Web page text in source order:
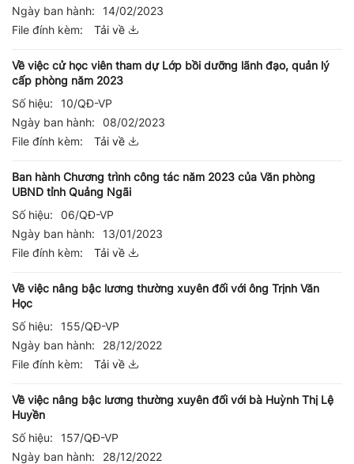
Ngày ban hành:
14/02/2023
File đính kèm:
Tải về
Về việc cử học viên tham dự Lớp bồi dưỡng lãnh đạo, quản lý
cấp phòng năm 2023
Số hiệu:
10/QĐ-VP
Ngày ban hành:
08/02/2023
File đính kèm:
Tải về
Ban hành Chương trình công tác năm 2023 của Văn phòng
UBND tỉnh Quảng Ngãi
Số hiệu:
06/QĐ-VP
Ngày ban hành:
13/01/2023
File đính kèm:
Tải về
Về việc nâng bậc lương thường xuyên đối với ông Trịnh Văn
Học
Số hiệu:
155/QĐ-VP
Ngày ban hành:
28/12/2022
File đính kèm:
Tải về
Về việc nâng bậc lương thường xuyên đối với bà Huỳnh Thị Lệ
Huyền
Số hiệu:
157/QĐ-VP
Ngày ban hành:
28/12/2022